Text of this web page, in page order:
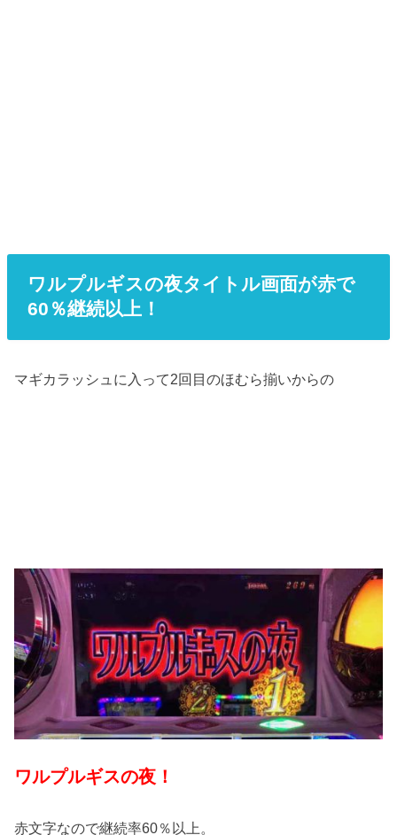
ワルプルギスの夜タイトル画面が赤で
60％継続以上！
マギカラッシュに入って2回目のほむら揃いからの
ワルプルギスの夜！
赤文字なので継続率60％以上。